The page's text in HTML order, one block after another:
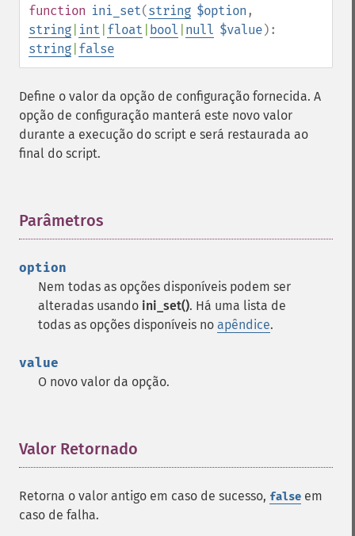
function ini_set(string $option ,
string int float bool null $value):
string false
Define o valor da opção de configuração fornecida. A
opção de configuração manterá este novo valor
durante a execução do script e será restaurada ao
final do script.
Parâmetros
option
Nem todas as opções disponíveis podem ser
alteradas usando ini_set(). Há uma lista de
todas as opções disponíveis no apêndice.
value
O novo valor da opção.
Valor Retornado
Retorna o valor antigo em caso de sucesso, false em
caso de falha.